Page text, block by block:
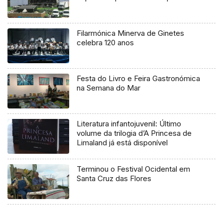
Filarmónica Minerva de Ginetes
celebra 120 anos
Festa do Livro e Feira Gastronómica
na Semana do Mar
Literatura infantojuvenil: Último
volume da trilogia d’A Princesa de
Limaland já está disponível
Terminou o Festival Ocidental em
Santa Cruz das Flores